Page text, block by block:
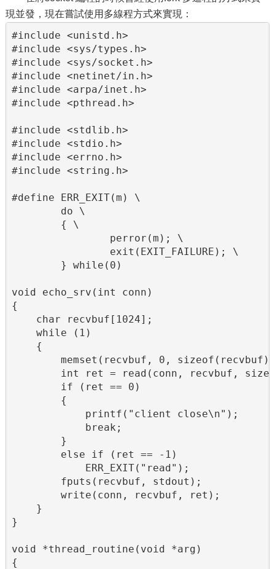
現並發，現在嘗試使用多線程方式來實現：
#include <unistd.h>
#include <sys/types.h>
#include <sys/socket.h>
#include <netinet/in.h>
#include <arpa/inet.h>
#include <pthread.h>
#include <stdlib.h>
#include <stdio.h>
#include <errno.h>
#include <string.h>
#define ERR_EXIT(m) \
        do \
        { \
                perror(m); \
                exit(EXIT_FAILURE); \
        } while(0)
void echo_srv(int conn)
{
    char recvbuf[1024];
    while (1)
    {
memset(recvbuf, 0,
int ret = read(conn, recvbuf,
        if (ret == 0)
        {
            printf("client close\n");
            break;
        }
        else if (ret == -1)
            ERR_EXIT("read");
        fputs(recvbuf, stdout);
        write(conn, recvbuf, ret);
    }
}
void *thread_routine(void *arg)
{